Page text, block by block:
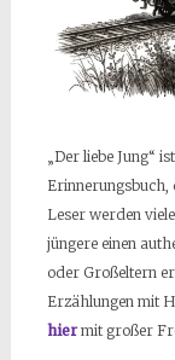
„Der liebe Jung“
Erinnerungsbuch,
Leser werden
jüngere einen
oder Großeltern
Erzählungen mit
hiermit großer